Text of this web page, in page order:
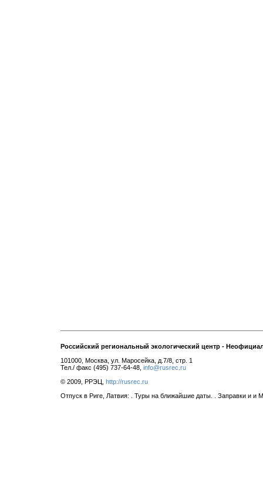
Российский региональный экологический центр -
101000, Москва, ул. Маросейка, д.7/8, стр. 1
Тел./ факс (495) 737-64-48, info@rusrec.ru
© 2009, РРЭЦ, http://rusrec.ru
Отпуск в Риге, Латвия: . Туры на ближайшие даты. . Заправки и и